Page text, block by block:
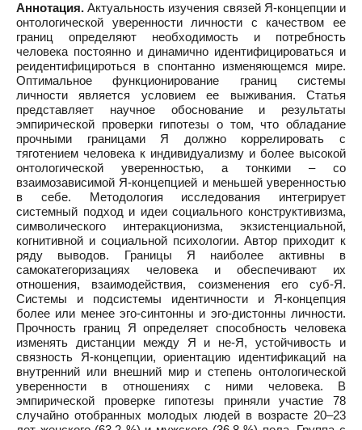
Аннотация. Актуальность изучения связей Я-концепции и
онтологической уверенности личности с качеством ее
границ определяют необходимость и потребность
человека постоянно и динамично идентифицироваться и
реидентифицироться в спонтанно изменяющемся мире.
Оптимальное функционирование границ системы
личности является условием ее выживания. Статья
представляет научное обоснование и результаты
эмпирической проверки гипотезы о том, что обладание
прочными границами Я должно коррелировать с
тяготением человека к индивидуализму и более высокой
онтологической уверенностью, а тонкими – со
взаимозависимой Я-концепцией и меньшей уверенностью
в себе. Методология исследования интегрирует
системный подход и идеи социального конструктивизма,
символического интеракционизма, экзистенциальной,
когнитивной и социальной психологии. Автор приходит к
ряду выводов. Границы Я наиболее активны в
самокатегоризациях человека и обеспечивают их
отношения, взаимодействия, соизменения его суб-Я.
Системы и подсистемы идентичности и Я-концепция
более или менее эго-синтонны и эго-дистонны личности.
Прочность границ Я определяет способность человека
изменять дистанции между Я и не-Я, устойчивость и
связность Я-концепции, ориентацию идентификаций на
внутренний или внешний мир и степень онтологической
уверенности в отношениях с ними человека. В
эмпирической проверке гипотезы приняли участие 78
случайно отобранных молодых людей в возрасте 20–23